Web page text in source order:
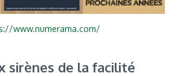
www.numerama.com/
sirènes de la facilité